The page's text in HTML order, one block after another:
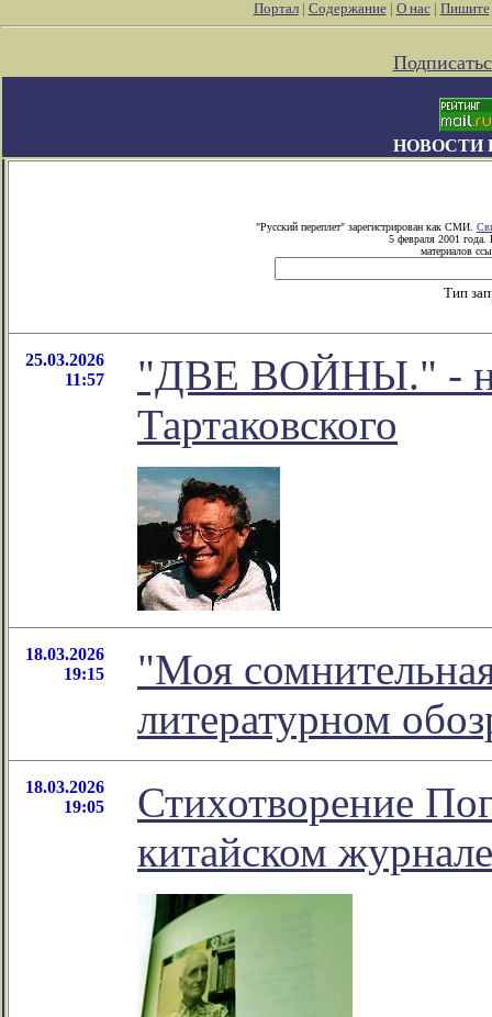
Портал| Содержание| О нас| Пишите
НОВОСТИ
"Русский переплет" зарегистрирован как СМИ.
5 февраля 2001 года.
материалов
Тип
25.03.2026
11:57
"ДВЕ ВОЙНЫ." -
Тартаковского
18.03.2026
19:15
"Моя
литературном
18.03.2026
19:05
Стихотворение
китайском журнале